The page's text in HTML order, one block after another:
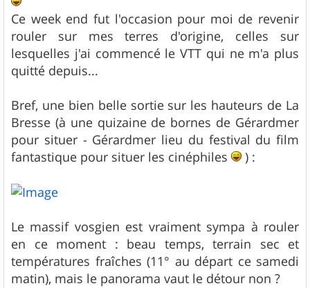
a
g
e
Ce week end fut l'occasion pour moi de revenir
rouler sur mes terres d'origine, celles sur
lesquelles j'ai commencé le VTT qui ne m'a plus
quitté depuis...
Bref, une bien belle sortie sur les hauteurs de La
Bresse (à une quizaine de bornes de Gérardmer
pour situer - Gérardmer lieu du festival du film
fantastique pour situer les cinéphiles
) :
Le massif vosgien est vraiment sympa à rouler
en ce moment : beau temps, terrain sec et
températures fraîches (11° au départ ce samedi
matin), mais le panorama vaut le détour non ?